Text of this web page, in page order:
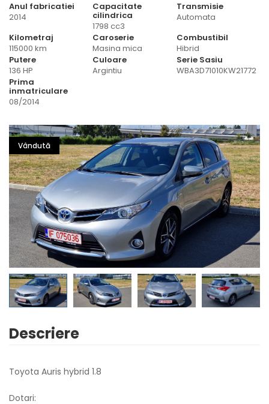
Anul fabricatiei
2014
Capacitate
cilindrica
1798 cc3
Transmisie
Automata
Kilometraj
115000 km
Caroserie
Masina mica
Combustibil
Hibrid
Putere
136 HP
Culoare
Argintiu
Serie Sasiu
WBA3D71010KW21772
Prima
inmatriculare
08/2014
Vândută
Descriere
Toyota Auris hybrid 1.8
Dotari: